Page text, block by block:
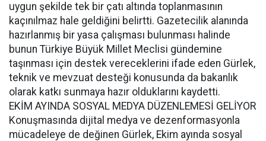
uygun şekilde tek bir çatı altında toplanmasının
kaçınılmaz hale geldiğini belirtti. Gazetecilik alanında
hazırlanmış bir yasa çalışması bulunması halinde
bunun Türkiye Büyük Millet Meclisi gündemine
taşınması için destek vereceklerini ifade eden Gürlek,
teknik ve mevzuat desteği konusunda da bakanlık
olarak katkı sunmaya hazır olduklarını kaydetti.
EKİM AYINDA SOSYAL MEDYA DÜZENLEMESİ GELİYOR
Konuşmasında dijital medya ve dezenformasyonla
mücadeleye de değinen Gürlek, Ekim ayında sosyal